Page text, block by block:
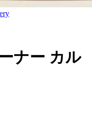
ナー カル